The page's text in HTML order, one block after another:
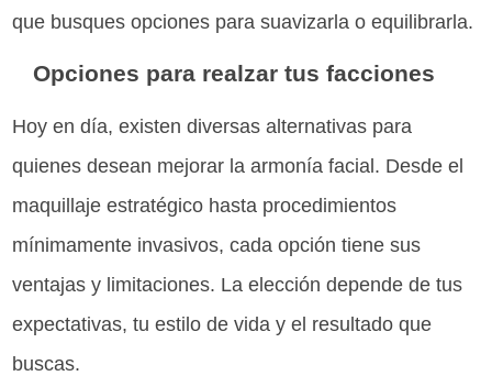
que busques opciones para suavizarla o equilibrarla.
Opciones para realzar tus facciones
Hoy en día, existen diversas alternativas para
quienes desean mejorar la armonía facial. Desde el
maquillaje estratégico hasta procedimientos
mínimamente invasivos, cada opción tiene sus
ventajas y limitaciones. La elección depende de tus
expectativas, tu estilo de vida y el resultado que
buscas.